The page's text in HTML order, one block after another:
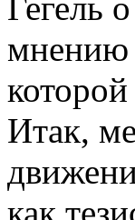
мнению
Итак,
как